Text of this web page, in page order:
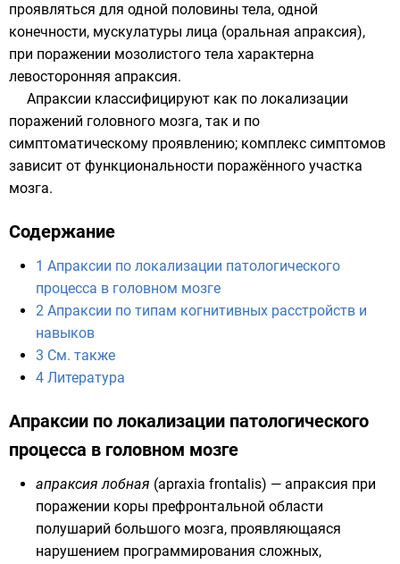
проявляться для одной половины тела, одной
конечности, мускулатуры лица (оральная апраксия),
при поражении мозолистого тела характерна
левосторонняя апраксия.
Апраксии классифицируют как по локализации
поражений головного мозга, так и по
симптоматическому проявлению; комплекс симптомов
зависит от функциональности поражённого участка
мозга.
Содержание
1 Апраксии по локализации патологического
процесса в головном мозге
2 Апраксии по типам когнитивных расстройств и
навыков
3 См. также
4 Литература
Апраксии по локализации патологического
процесса в головном мозге
апраксия лобная (apraxia frontalis) — апраксия при
поражении коры префронтальной области
полушарий большого мозга, проявляющаяся
нарушением программирования сложных,